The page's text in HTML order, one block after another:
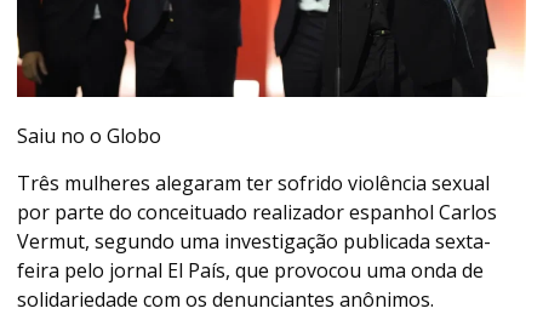
Saiu no o Globo
Três mulheres alegaram ter sofrido violência sexual
por parte do conceituado realizador espanhol Carlos
Vermut, segundo uma investigação publicada sexta-
feira pelo jornal El País, que provocou uma onda de
solidariedade com os denunciantes anônimos.